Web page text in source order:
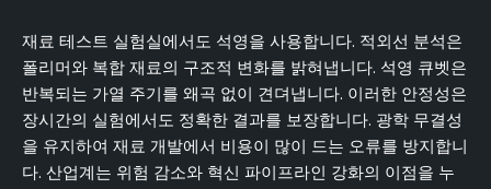
재료 테스트 실험실에서도 석영을 사용합니다. 적외선 분석은
폴리머와 복합 재료의 구조적 변화를 밝혀냅니다. 석영 큐벳은
반복되는 가열 주기를 왜곡 없이 견뎌냅니다. 이러한 안정성은
장시간의 실험에서도 정확한 결과를 보장합니다. 광학 무결성
을 유지하여 재료 개발에서 비용이 많이 드는 오류를 방지합니
다. 산업계는 위험 감소와 혁신 파이프라인 강화의 이점을 누